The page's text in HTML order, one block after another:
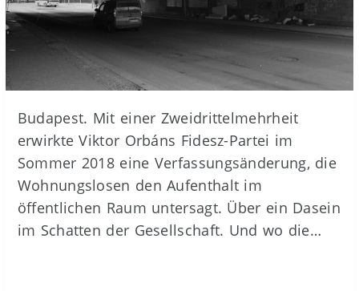
Budapest. Mit einer Zweidrittelmehrheit
erwirkte Viktor Orbáns Fidesz-Partei im
Sommer 2018 eine Verfassungsänderung, die
Wohnungslosen den Aufenthalt im
öffentlichen Raum untersagt. Über ein Dasein
im Schatten der Gesellschaft. Und wo die…